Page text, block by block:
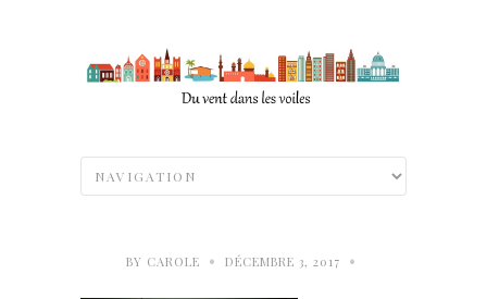
BY CAROLE • DÉCEMBRE 3, 2017 •